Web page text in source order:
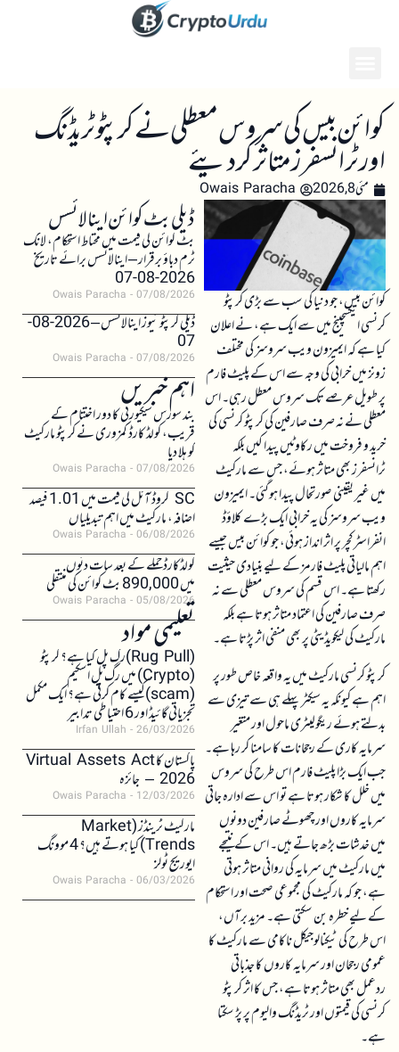
کوائن بیس کی سروس معطلی نے کرپٹو ٹریڈنگ
اور ٹرانسفرز متاثر کر دیئے
مئی 8, 2026 Owais Paracha
کوائن بیس، جو دنیا کی سب سے بڑی کرپٹو
کرنسی ایکسچینج میں سے ایک ہے، نے اعلان
کیا ہے کہ ایمیزون ویب سروسز کی مختلف
زونز میں خرابی کی وجہ سے اس کے پلیٹ فارم
پر طویل عرصے تک سروس معطل رہی۔ اس
معطلی نے نہ صرف صارفین کی کرپٹو کرنسی کی
خرید و فروخت میں رکاوٹیں پیدا کیں بلکہ
ٹرانسفرز بھی متاثر ہوئے، جس سے مارکیٹ
میں غیر یقینی صورتحال پیدا ہوگئی۔ ایمیزون
ویب سروسز کی یہ خرابی ایک بڑے کلاؤڈ
انفراسٹرکچر پر اثر انداز ہوئی، جو کوائن بیس جیسے
اہم مالیاتی پلیٹ فارمز کے لیے بنیادی حیثیت
رکھتا ہے۔ اس قسم کی سروس معطلی سے نہ
صرف صارفین کی اعتماد متاثر ہوتا ہے بلکہ
مارکیٹ کی لیکویڈیٹی پر بھی منفی اثر پڑتا ہے۔
کرپٹو کرنسی مارکیٹ میں یہ واقعہ خاص طور پر
اہم ہے کیونکہ یہ سیکٹر پہلے ہی سے تیزی سے
بدلتے ہوئے ریگولیٹری ماحول اور متغیر
سرمایہ کاری کے رجحانات کا سامنا کر رہا ہے۔
جب ایک بڑا پلیٹ فارم اس طرح کی سروس
میں خلل کا شکار ہوتا ہے تو اس سے ادارہ جاتی
سرمایہ کاروں اور چھوٹے صارفین دونوں
میں خدشات بڑھ جاتے ہیں۔ اس کے نتیجے
میں مارکیٹ میں سرمایہ کی روانی متاثر ہوتی
ہے، جو کہ مارکیٹ کی مجموعی صحت اور استحکام
کے لیے خطرہ بن سکتی ہے۔ مزید برآں،
اس طرح کی ٹیکنالوجیکل ناکامی سے مارکیٹ کا
عمومی رجحان اور سرمایہ کاروں کا جذباتی
ردعمل بھی متاثر ہوتا ہے، جس کا اثر کرپٹو
کرنسی کی قیمتوں اور ٹریڈنگ والیوم پر پڑ سکتا
ہے۔
ڈیلی بٹ کوائن اینالائسس
بٹ کوائن کی قیمت میں محتاط استحکام، لانگ
ٹرم دباؤ برقرار – اینالائسس برائے تاریخ
2026-08-07
Owais Paracha 07/08/2026
ڈیلی کرپٹو نیوز اینالائسس – 2026-08-
07
Owais Paracha 07/08/2026
اہم خبریں
بند سورس سیکیورٹی کا دور اختتام کے
قریب، کولڈ کارڈ کمزوری نے کرپٹو مارکیٹ
کو ہلا دیا
Owais Paracha 07/08/2026
SC کروڈ آئل کی قیمت میں 1.01 فیصد
اضافہ، مارکیٹ میں اہم تبدیلیاں
Owais Paracha 06/08/2026
کولڈکارڈ حملے کے بعد سات دنوں
میں 890,000 بٹ کوائن کی منتقلی
Owais Paracha 05/08/2026
تعلیمی مواد(Rug Pull)رگ پل کیا ہے؟ کرپٹو
(Crypto) میں رگ پل اسکیم
(scam)کیسے کام کرتی ہے؟ ایک مکمل
تجزیاتی گائیڈ اور 6 احتیاطی تدابیر
Irfan Ullah 26/03/2026
پاکستان کا Virtual Assets Act
2026 – جائزہ
Owais Paracha 12/03/2026
مارکیٹ ٹرینڈز (Market
Trends) کیا ہوتے ہیں؟ 4 موونگ
ایوریج ٹولز
Owais Paracha 06/03/2026